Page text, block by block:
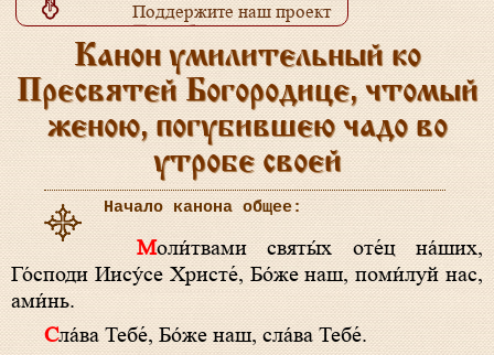
Поддержите наш проект
Подробнее...
Канон умилительный ко
Пресвятей Богородице, чтомый
женою, погубившею чадо во
утробе своей
Начало канона общее:
Моли́твами святы́х оте́ц на́ших,
Го́споди Иису́се Христе́, Бо́же наш, поми́луй нас,
ами́нь.
Сла́ва Тебе́, Бо́же наш, сла́ва Тебе́.